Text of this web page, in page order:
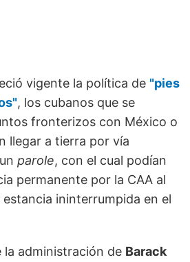
vigente la política de "pies
, los cubanos que se
fronterizos con México o
llegar a tierra por vía
parole, con el cual podían
permanente por la CAA al
ininterrumpida en el
la administración de Barack